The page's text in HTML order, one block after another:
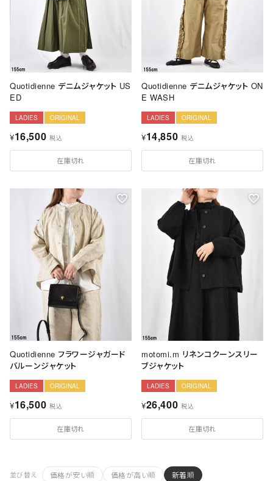
Quotidienne デニムジャケット US
ED
LADIES ORIGINAL
¥16,500 税込
在庫切れ
Quotidienne デニムジャケット ON
E WASH
LADIES ORIGINAL
¥14,850 税込
在庫切れ
Quotidienne フラワージャガード
バルーンジャケット
LADIES ORIGINAL
¥16,500 税込
在庫切れ
motomi.m リネンコクーンスリー
ブジャケット
LADIES ORIGINAL
¥26,400 税込
在庫切れ
並び替え 価格が安い順 価格が高い順 新着順